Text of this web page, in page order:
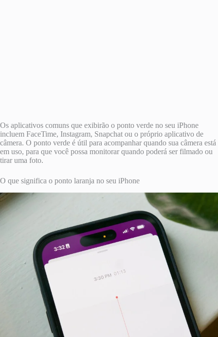
Os aplicativos comuns que exibirão o ponto verde no seu iPhone
incluem FaceTime, Instagram, Snapchat ou o próprio aplicativo de
câmera. O ponto verde é útil para acompanhar quando sua câmera está
em uso, para que você possa monitorar quando poderá ser filmado ou
tirar uma foto.
O que significa o ponto laranja no seu iPhone